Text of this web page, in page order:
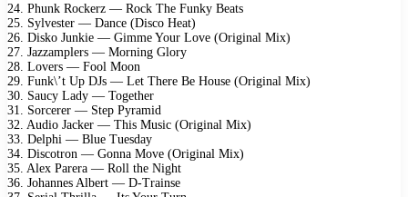
24. Phunk Rockerz — Rock The Funky Beats
25. Sylvester — Dance (Disco Heat)
26. Disko Junkie — Gimme Your Love (Original Mix)
27. Jazzamplers — Morning Glory
28. Lovers — Fool Moon
29. Funk\’t Up DJs — Let There Be House (Original Mix)
30. Saucy Lady — Together
31. Sorcerer — Step Pyramid
32. Audio Jacker — This Music (Original Mix)
33. Delphi — Blue Tuesday
34. Discotron — Gonna Move (Original Mix)
35. Alex Parera — Roll the Night
36. Johannes Albert — D-Trainse